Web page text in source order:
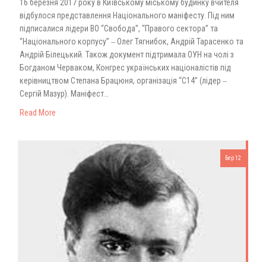
16 березня 2017 року в Київському міському будинку вчителя
відбулося представлення Національного маніфесту. Під ним
підписалися лідери ВО “Свобода”, “Правого сектора” та
“Національного корпусу” ‒ Олег Тягнибок, Андрій Тарасенко та
Андрій Білецький. Також документ підтримала ОУН на чолі з
Богданом Черваком, Конгрес українських націоналістів під
керівництвом Степана Брацюня, організація “С14” (лідер ‒
Сергій Мазур). Маніфест…
Read More
Бер 12